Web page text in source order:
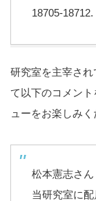
18705-18712.
研究室を主宰され
て以下のコメン
ューをお楽しみく
松本憲志さ
当研究室に